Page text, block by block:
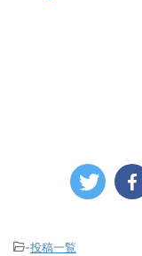
-投稿一覧